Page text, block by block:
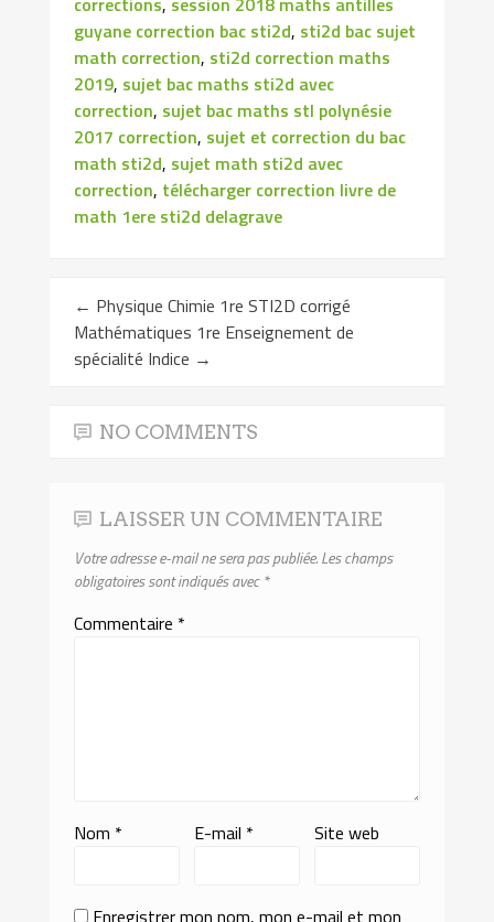
guyane correction bac sti2d, sti2d bac sujet
math correction, sti2d correction maths
2019, sujet bac maths sti2d avec
correction, sujet bac maths stl polynésie
2017 correction, sujet et correction du bac
math sti2d, sujet math sti2d avec
correction, télécharger correction livre de
math 1ere sti2d delagrave
← Physique Chimie 1re STI2D corrigé
Mathématiques 1re Enseignement de
spécialité Indice →
NO COMMENTS
LAISSER UN COMMENTAIRE
Votre adresse e-mail ne sera pas publiée.Les champs
obligatoires sont indiqués avec*
Commentaire *
Nom * E-mail * Site web
Enregistrer mon nom, mon e-mail et mon